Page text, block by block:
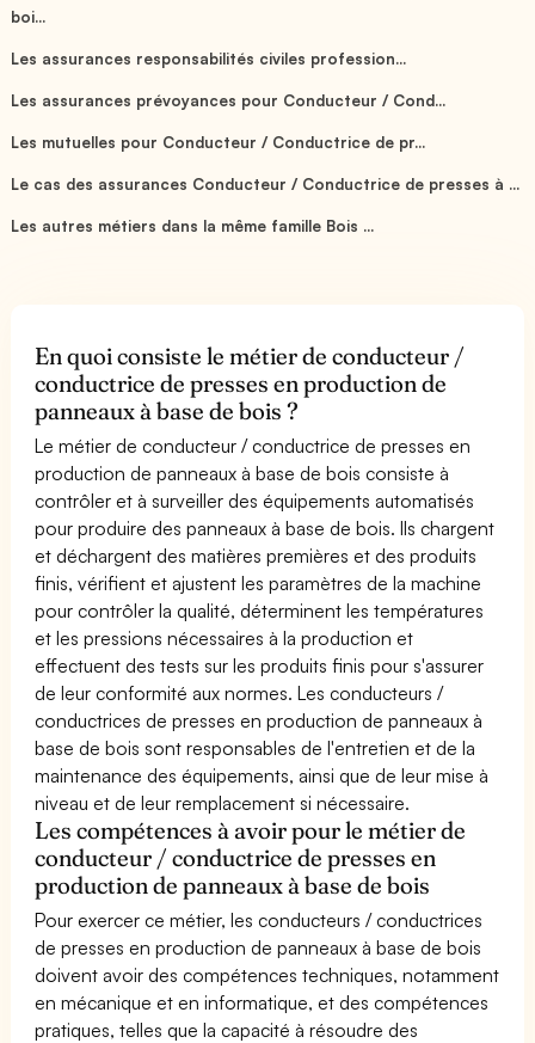
boi...
Les assurances responsabilités civiles profession...
Les assurances prévoyances pour Conducteur / Cond...
Les mutuelles pour Conducteur / Conductrice de pr...
Le cas des assurances Conducteur / Conductrice de presses à ...
Les autres métiers dans la même famille Bois ...
En quoi consiste le métier de conducteur /
conductrice de presses en production de
panneaux à base de bois ?
Le métier de conducteur / conductrice de presses en
production de panneaux à base de bois consiste à
contrôler et à surveiller des équipements automatisés
pour produire des panneaux à base de bois. Ils chargent
et déchargent des matières premières et des produits
finis, vérifient et ajustent les paramètres de la machine
pour contrôler la qualité, déterminent les températures
et les pressions nécessaires à la production et
effectuent des tests sur les produits finis pour s'assurer
de leur conformité aux normes. Les conducteurs /
conductrices de presses en production de panneaux à
base de bois sont responsables de l'entretien et de la
maintenance des équipements, ainsi que de leur mise à
niveau et de leur remplacement si nécessaire.
Les compétences à avoir pour le métier de
conducteur / conductrice de presses en
production de panneaux à base de bois
Pour exercer ce métier, les conducteurs / conductrices
de presses en production de panneaux à base de bois
doivent avoir des compétences techniques, notamment
en mécanique et en informatique, et des compétences
pratiques, telles que la capacité à résoudre des